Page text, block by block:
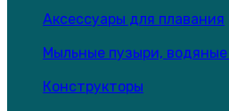
Аксессуары для плавания
Мыльные пузыри,
Конструкторы